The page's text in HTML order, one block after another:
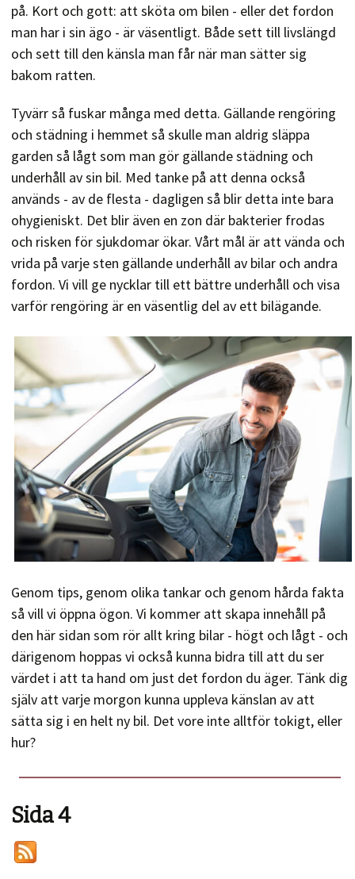
på. Kort och gott: att sköta om bilen - eller det fordon
man har i sin ägo - är väsentligt. Både sett till livslängd
och sett till den känsla man får när man sätter sig
bakom ratten.
Tyvärr så fuskar många med detta. Gällande rengöring
och städning i hemmet så skulle man aldrig släppa
garden så lågt som man gör gällande städning och
underhåll av sin bil. Med tanke på att denna också
används - av de flesta - dagligen så blir detta inte bara
ohygieniskt. Det blir även en zon där bakterier frodas
och risken för sjukdomar ökar. Vårt mål är att vända och
vrida på varje sten gällande underhåll av bilar och andra
fordon. Vi vill ge nycklar till ett bättre underhåll och visa
varför rengöring är en väsentlig del av ett bilägande.
Genom tips, genom olika tankar och genom hårda fakta
så vill vi öppna ögon. Vi kommer att skapa innehåll på
den här sidan som rör allt kring bilar - högt och lågt - och
därigenom hoppas vi också kunna bidra till att du ser
värdet i att ta hand om just det fordon du äger. Tänk dig
själv att varje morgon kunna uppleva känslan av att
sätta sig i en helt ny bil. Det vore inte alltför tokigt, eller
hur?
Sida 4